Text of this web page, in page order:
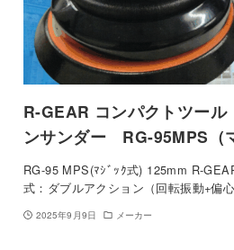
R-GEAR コンパクトツー
ンサンダー RG-95MPS（
RG-95 MPS(ﾏｼﾞｯｸ式) 125mm R-
式：ダブルアクション（回転振動+偏
2025年9月9日 メーカー